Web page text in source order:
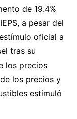
de 19.4%
a pesar del
oficial a
tras su
los precios
los precios y
estimuló